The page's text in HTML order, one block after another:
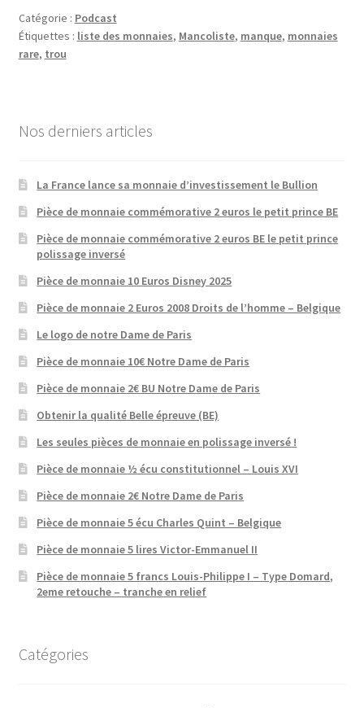
Catégorie : Podcast
Étiquettes : liste des monnaies, Mancoliste, manque, monnaies
rare, trou
Nos derniers articles
La France lance sa monnaie d’investissement le Bullion
Pièce de monnaie commémorative 2 euros le petit prince BE
Pièce de monnaie commémorative 2 euros BE le petit prince
polissage inversé
Pièce de monnaie 10 Euros Disney 2025
Pièce de monnaie 2 Euros 2008 Droits de l’homme – Belgique
Le logo de notre Dame de Paris
Pièce de monnaie 10€ Notre Dame de Paris
Pièce de monnaie 2€ BU Notre Dame de Paris
Obtenir la qualité Belle épreuve (BE)
Les seules pièces de monnaie en polissage inversé !
Pièce de monnaie ½ écu constitutionnel – Louis XVI
Pièce de monnaie 2€ Notre Dame de Paris
Pièce de monnaie 5 écu Charles Quint – Belgique
Pièce de monnaie 5 lires Victor-Emmanuel II
Pièce de monnaie 5 francs Louis-Philippe I – Type Domard,
2eme retouche – tranche en relief
Catégories